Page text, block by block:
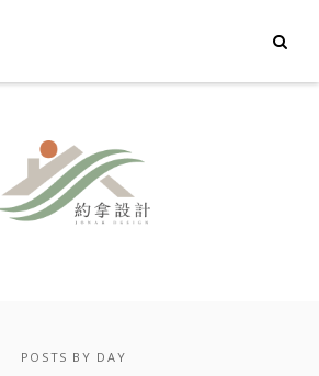
POSTS BY DAY